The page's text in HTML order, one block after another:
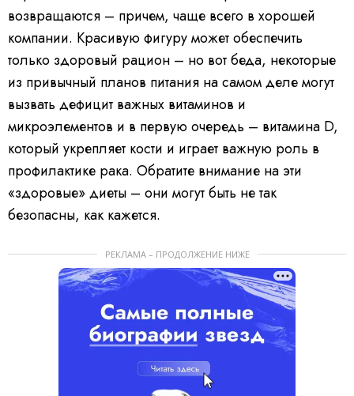
возвращаются – причем, чаще всего в хорошей
компании. Красивую фигуру может обеспечить
только здоровый рацион – но вот беда, некоторые
из привычный планов питания на самом деле могут
вызвать дефицит важных витаминов и
микроэлементов и в первую очередь – витамина D,
который укрепляет кости и играет важную роль в
профилактике рака. Обратите внимание на эти
«здоровые» диеты – они могут быть не так
безопасны, как кажется.
РЕКЛАМА – ПРОДОЛЖЕНИЕ НИЖЕ